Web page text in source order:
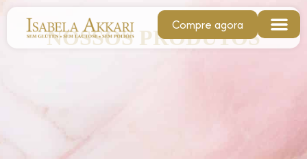
Compre agora
NOSSOS PRODUTOS